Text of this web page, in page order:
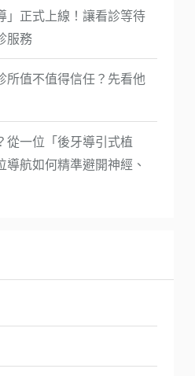
」正式上線！讓看診等待
服務
所值不值得信任？先看他
從一位「後牙導引式植
航如何精準避開神經、